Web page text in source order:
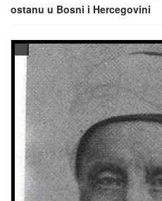
ostanu u Bosni i Hercegovini